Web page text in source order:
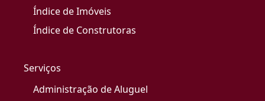
Índice de Imóveis
Índice de Construtoras
Serviços
Administração de Aluguel